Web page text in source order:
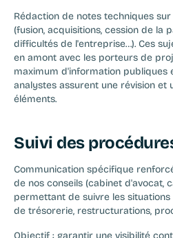
Rédaction de notes techniques
(fusion, acquisitions, cession de la
difficultés de l'entreprise…). Ces
en amont avec les porteurs de
maximum d'information publiques
analystes assurent une révision et
éléments.
Suivi des
Communication spécifique
de nos conseils (cabinet d'avocat,
permettant de suivre les
de trésorerie, restructurations,
Objectif : garantir une visibilité